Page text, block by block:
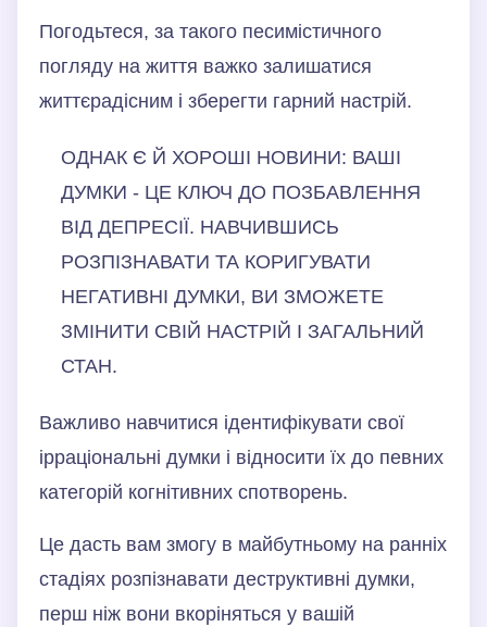
Погодьтеся, за такого песимістичного
погляду на життя важко залишатися
життєрадісним і зберегти гарний настрій.
ОДНАК Є Й ХОРОШІ НОВИНИ: ВАШІ
ДУМКИ - ЦЕ КЛЮЧ ДО ПОЗБАВЛЕННЯ
ВІД ДЕПРЕСІЇ. НАВЧИВШИСЬ
РОЗПІЗНАВАТИ ТА КОРИГУВАТИ
НЕГАТИВНІ ДУМКИ, ВИ ЗМОЖЕТЕ
ЗМІНИТИ СВІЙ НАСТРІЙ І ЗАГАЛЬНИЙ
СТАН.
Важливо навчитися ідентифікувати свої
ірраціональні думки і відносити їх до певних
категорій когнітивних спотворень.
Це дасть вам змогу в майбутньому на ранніх
стадіях розпізнавати деструктивні думки,
перш ніж вони вкоріняться у вашій